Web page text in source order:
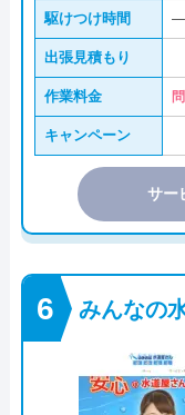
駆けつけ時間 ―
出張見積もり
作業料金
キャンペーン
サー
みんなの